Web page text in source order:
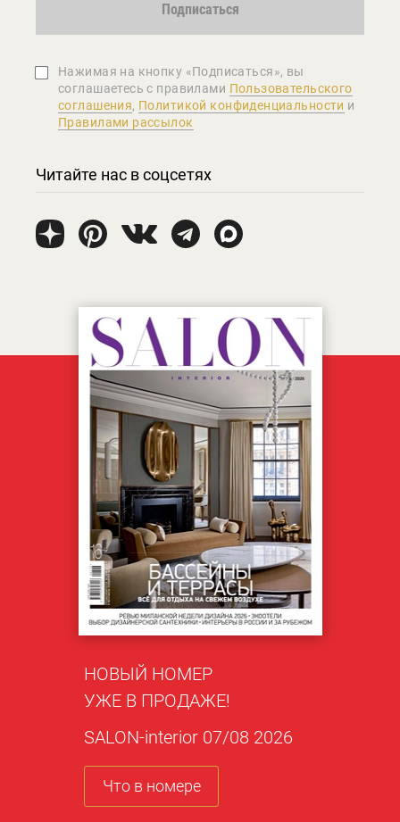
Подписаться
Нажимая на кнопку «Подписаться», вы
соглашаетеcь с правилами Пользовательского
соглашения, Политикой конфиденциальности и
Правилами рассылок
Читайте нас в соцсетях
НОВЫЙ НОМЕР
УЖЕ В ПРОДАЖЕ!
SALON-interior 07/08 2026
Что в номере